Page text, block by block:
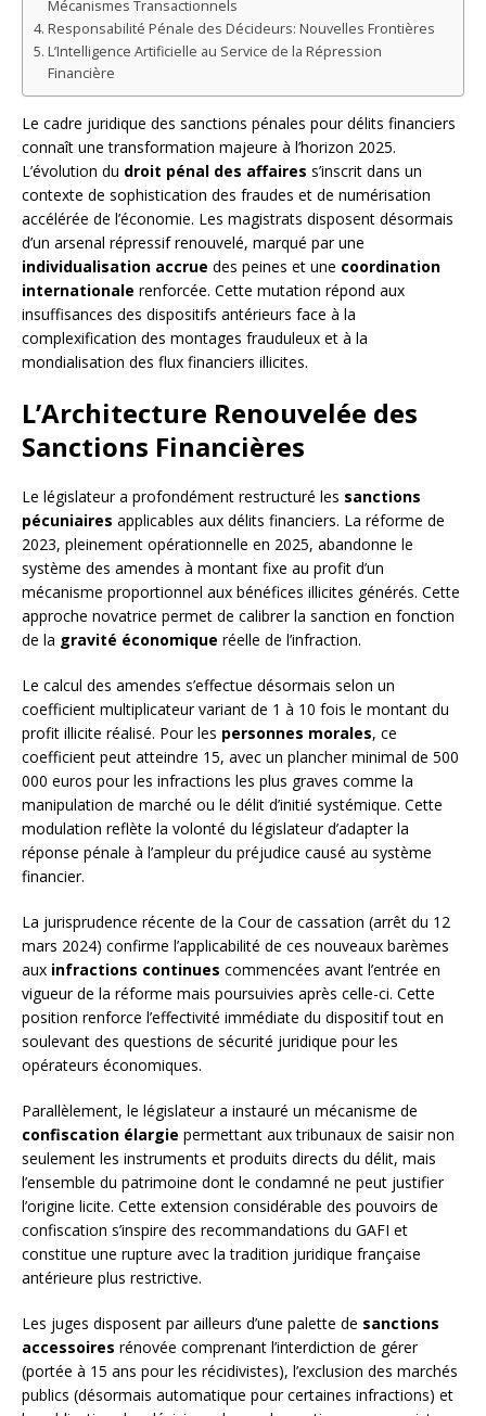
Mécanismes Transactionnels
Responsabilité Pénale des Décideurs: Nouvelles Frontières
L’Intelligence Artificielle au Service de la Répression
Financière
Le cadre juridique des sanctions pénales pour délits financiers
connaît une transformation majeure à l’horizon 2025.
L’évolution du droit pénal des affaires s’inscrit dans un
contexte de sophistication des fraudes et de numérisation
accélérée de l’économie. Les magistrats disposent désormais
d’un arsenal répressif renouvelé, marqué par une
individualisation accrue des peines et une coordination
internationale renforcée. Cette mutation répond aux
insuffisances des dispositifs antérieurs face à la
complexification des montages frauduleux et à la
mondialisation des flux financiers illicites.
L’Architecture Renouvelée des
Sanctions Financières
Le législateur a profondément restructuré les sanctions
pécuniaires applicables aux délits financiers. La réforme de
2023, pleinement opérationnelle en 2025, abandonne le
système des amendes à montant fixe au profit d’un
mécanisme proportionnel aux bénéfices illicites générés. Cette
approche novatrice permet de calibrer la sanction en fonction
de la gravité économique réelle de l’infraction.
Le calcul des amendes s’effectue désormais selon un
coefficient multiplicateur variant de 1 à 10 fois le montant du
profit illicite réalisé. Pour les personnes morales, ce
coefficient peut atteindre 15, avec un plancher minimal de 500
000 euros pour les infractions les plus graves comme la
manipulation de marché ou le délit d’initié systémique. Cette
modulation reflète la volonté du législateur d’adapter la
réponse pénale à l’ampleur du préjudice causé au système
financier.
La jurisprudence récente de la Cour de cassation (arrêt du 12
mars 2024) confirme l’applicabilité de ces nouveaux barèmes
aux infractions continues commencées avant l’entrée en
vigueur de la réforme mais poursuivies après celle-ci. Cette
position renforce l’effectivité immédiate du dispositif tout en
soulevant des questions de sécurité juridique pour les
opérateurs économiques.
Parallèlement, le législateur a instauré un mécanisme de
confiscation élargie permettant aux tribunaux de saisir non
seulement les instruments et produits directs du délit, mais
l’ensemble du patrimoine dont le condamné ne peut justifier
l’origine licite. Cette extension considérable des pouvoirs de
confiscation s’inspire des recommandations du GAFI et
constitue une rupture avec la tradition juridique française
antérieure plus restrictive.
Les juges disposent par ailleurs d’une palette de sanctions
accessoires rénovée comprenant l’interdiction de gérer
(portée à 15 ans pour les récidivistes), l’exclusion des marchés
publics (désormais automatique pour certaines infractions) et